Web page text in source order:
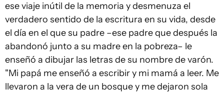
ese viaje inútil de la memoria y desmenuza el
verdadero sentido de la escritura en su vida, desde
el día en el que su padre –ese padre que después la
abandonó junto a su madre en la pobreza– le
enseñó a dibujar las letras de su nombre de varón.
"Mi papá me enseñó a escribir y mi mamá a leer. Me
llevaron a la vera de un bosque y me dejaron sola